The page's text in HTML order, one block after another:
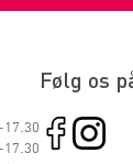
17.30
17.30
Følg os